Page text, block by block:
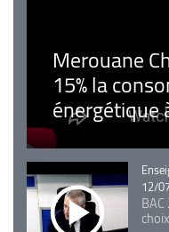
Merouane
15% la
énergétique
12/